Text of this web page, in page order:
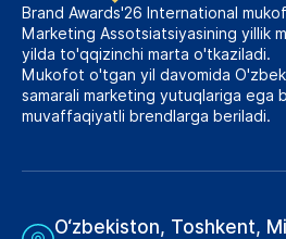
Brand Awards'26 International
Marketing Assotsiatsiyasining yillik
yilda to'qqizinchi marta o'tkaziladi.
Mukofot o'tgan yil davomida
samarali marketing yutuqlariga ega
muvaffaqiyatli brendlarga beriladi.
O‘zbekiston, Toshkent,